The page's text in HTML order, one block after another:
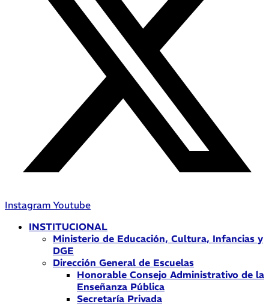
Instagram Youtube
INSTITUCIONAL
Ministerio de Educación, Cultura, Infancias y
DGE
Dirección General de Escuelas
Honorable Consejo Administrativo de la
Enseñanza Pública
Secretaría Privada